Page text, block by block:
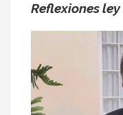
Reflexiones